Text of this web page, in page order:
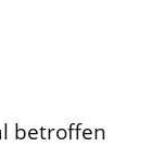
betroffen